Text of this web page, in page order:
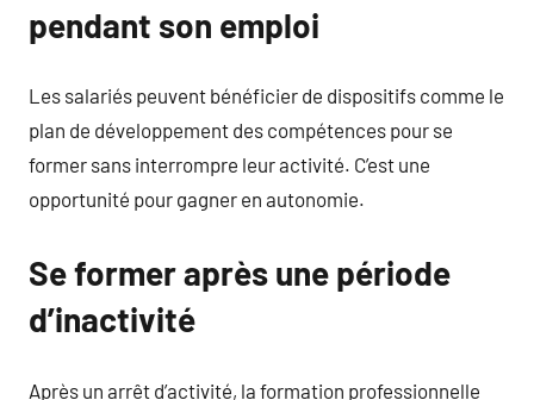
pendant son emploi
Les salariés peuvent bénéficier de dispositifs comme le
plan de développement des compétences pour se
former sans interrompre leur activité. C’est une
opportunité pour gagner en autonomie.
Se former après une période
d’inactivité
Après un arrêt d’activité, la formation professionnelle